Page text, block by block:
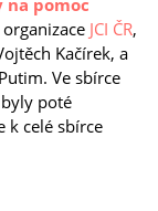
na pomoc
JCI ČR,
Kačírek, a
Ve sbírce
poté
k celé sbírce